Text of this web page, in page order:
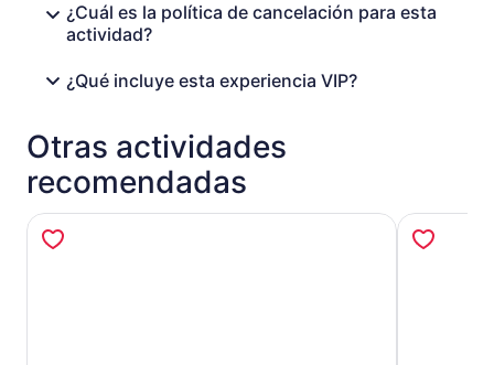
¿Cuál es la política de cancelación para esta
actividad?
¿Qué incluye esta experiencia VIP?
Otras actividades
recomendadas